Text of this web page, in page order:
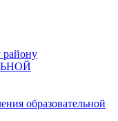
району
образовательной